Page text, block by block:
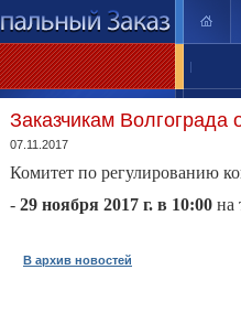
|
Заказчикам
07.11.2017
Комитет по регулированию
- 29 ноября 2017 г. в 10:00 на
В архив новостей